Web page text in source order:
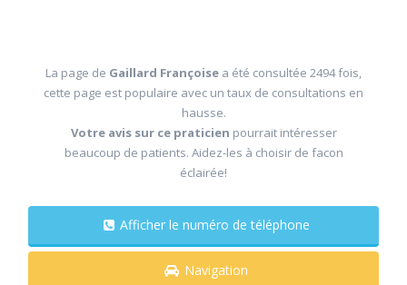
La page de Gaillard Françoise a été consultée 2494 fois,
cette page est populaire avec un taux de consultations en
hausse.
Votre avis sur ce praticien pourrait intéresser
beaucoup de patients. Aidez-les à choisir de facon
éclairée!
Afficher le numéro de téléphone
Navigation